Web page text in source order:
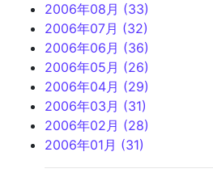
2006年08月 (33)
2006年07月 (32)
2006年06月 (36)
2006年05月 (26)
2006年04月 (29)
2006年03月 (31)
2006年02月 (28)
2006年01月 (31)